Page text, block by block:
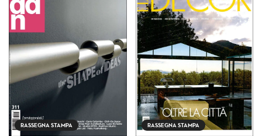
NEWSLETTERRASSEGNA STAMPA RASSEGNA STAMPA